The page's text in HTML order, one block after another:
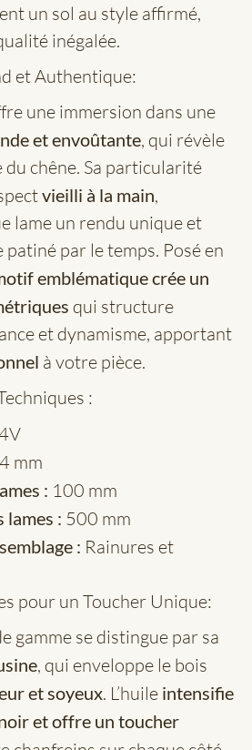
un sol au style affirmé,
inégalée.
et Authentique:
une immersion dans une
et envoûtante, qui révèle
chêne. Sa particularité
vieilli à la main,
lame un rendu unique et
par le temps. Posé en
emblématique crée un
qui structure
et dynamisme, apportant
à votre pièce.
:
mm
: 100 mm
lames : 500 mm
: Rainures et
pour un Toucher Unique:
gamme se distingue par sa
, qui enveloppe le bois
et soyeux. L’huile intensifie
et offre un toucher